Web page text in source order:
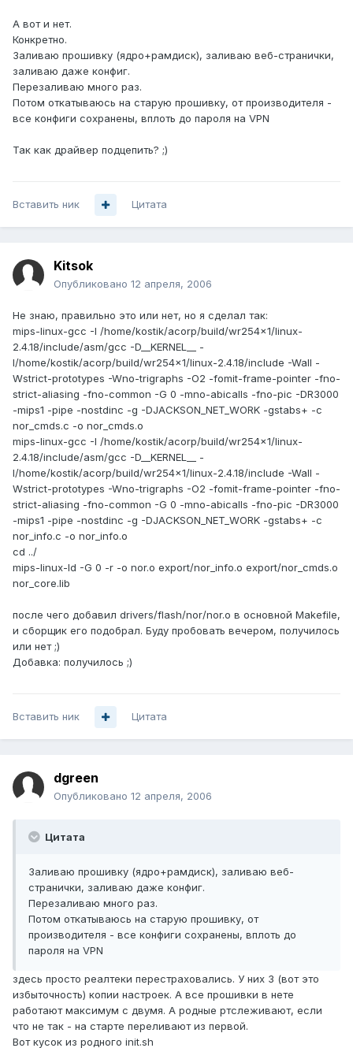
А вот и нет.
Конкретно.
Заливаю прошивку (ядро+рамдиск), заливаю веб-странички,
заливаю даже конфиг.
Перезаливаю много раз.
Потом откатываюсь на старую прошивку, от производителя -
все конфиги сохранены, вплоть до пароля на VPN
Так как драйвер подцепить? ;)
Вставить ник Цитата
Kitsok
Опубликовано 12 апреля, 2006
Не знаю, правильно это или нет, но я сделал так:
mips-linux-gcc -I /home/kostik/acorp/build/wr254x1/linux-
2.4.18/include/asm/gcc -D__KERNEL__ -
I/home/kostik/acorp/build/wr254x1/linux-2.4.18/include -Wall -
Wstrict-prototypes -Wno-trigraphs -O2 -fomit-frame-pointer -fno-
strict-aliasing -fno-common -G 0 -mno-abicalls -fno-pic -DR3000
-mips1 -pipe -nostdinc -g -DJACKSON_NET_WORK -gstabs+ -c
nor_cmds.c -o nor_cmds.o
mips-linux-gcc -I /home/kostik/acorp/build/wr254x1/linux-
2.4.18/include/asm/gcc -D__KERNEL__ -
I/home/kostik/acorp/build/wr254x1/linux-2.4.18/include -Wall -
Wstrict-prototypes -Wno-trigraphs -O2 -fomit-frame-pointer -fno-
strict-aliasing -fno-common -G 0 -mno-abicalls -fno-pic -DR3000
-mips1 -pipe -nostdinc -g -DJACKSON_NET_WORK -gstabs+ -c
nor_info.c -o nor_info.o
cd ../
mips-linux-ld -G 0 -r -o nor.o export/nor_info.o export/nor_cmds.o
nor_core.lib
после чего добавил drivers/flash/nor/nor.o в основной Makefile,
и сборщик его подобрал. Буду пробовать вечером, получилось
или нет ;)
Добавка: получилось ;)
Вставить ник Цитата
dgreen
Опубликовано 12 апреля, 2006
Цитата
Заливаю прошивку (ядро+рамдиск), заливаю веб-
странички, заливаю даже конфиг.
Перезаливаю много раз.
Потом откатываюсь на старую прошивку, от
производителя - все конфиги сохранены, вплоть до
пароля на VPN
здесь просто реалтеки перестраховались. У них 3 (вот это
избыточность) копии настроек. А все прошивки в нете
работают максимум с двумя. А родные ртслеживают, если
что не так - на старте переливают из первой.
Вот кусок из родного init.sh